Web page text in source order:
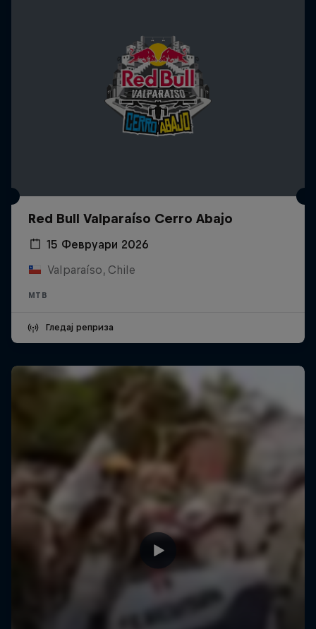
Red Bull Valparaíso Cerro Abajo
15 Февруари 2026
Valparaíso, Chile
MTB
Гледај реприза